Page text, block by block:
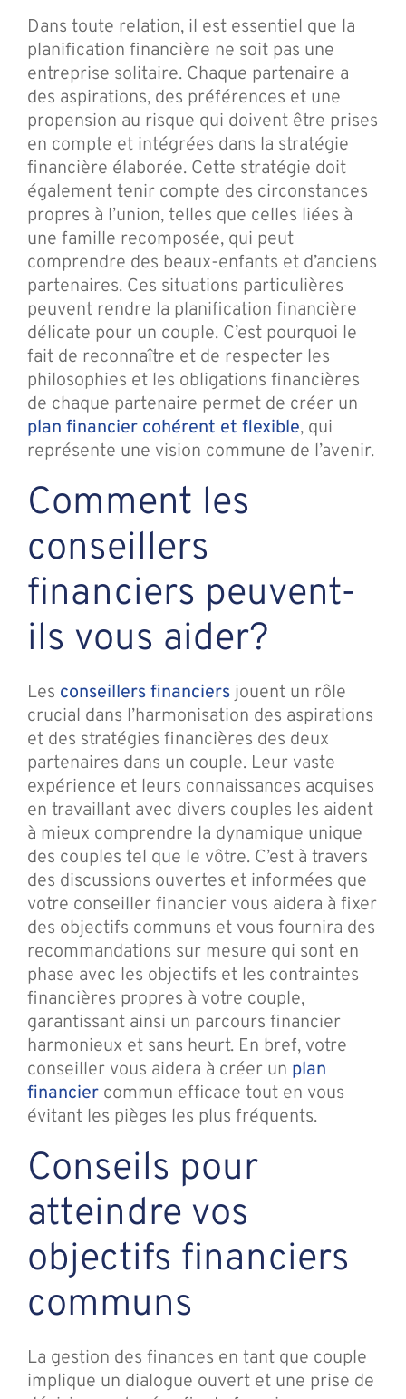
Dans toute relation, il est essentiel que la
planification financière ne soit pas une
entreprise solitaire. Chaque partenaire a
des aspirations, des préférences et une
propension au risque qui doivent être prises
en compte et intégrées dans la stratégie
financière élaborée. Cette stratégie doit
également tenir compte des circonstances
propres à l’union, telles que celles liées à
une famille recomposée, qui peut
comprendre des beaux-enfants et d’anciens
partenaires. Ces situations particulières
peuvent rendre la planification financière
délicate pour un couple. C’est pourquoi le
fait de reconnaître et de respecter les
philosophies et les obligations financières
de chaque partenaire permet de créer un
plan financier cohérent et flexible, qui
représente une vision commune de l’avenir.
Comment les
conseillers
financiers peuvent-
ils vous aider?
Les conseillers financiersjouent un rôle
crucial dans l’harmonisation des aspirations
et des stratégies financières des deux
partenaires dans un couple. Leur vaste
expérience et leurs connaissances acquises
en travaillant avec divers couples les aident
à mieux comprendre la dynamique unique
des couples tel que le vôtre. C’est à travers
des discussions ouvertes et informées que
votre conseiller financier vous aidera à fixer
des objectifs communs et vous fournira des
recommandations sur mesure qui sont en
phase avec les objectifs et les contraintes
financières propres à votre couple,
garantissant ainsi un parcours financier
harmonieux et sans heurt. En bref, votre
conseiller vous aidera à créer un plan
financiercommun efficace tout en vous
évitant les pièges les plus fréquents.
Conseils pour
atteindre vos
objectifs financiers
communs
La gestion des finances en tant que couple
implique un dialogue ouvert et une prise de